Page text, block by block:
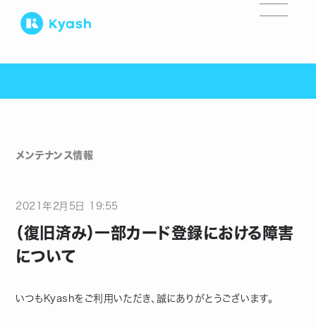
メンテナンス情報
2021年 2月 5日 19:55
（復旧済み）一部カード登録における障害
について
いつもKyashをご利用いただき、誠にありがとうございます。